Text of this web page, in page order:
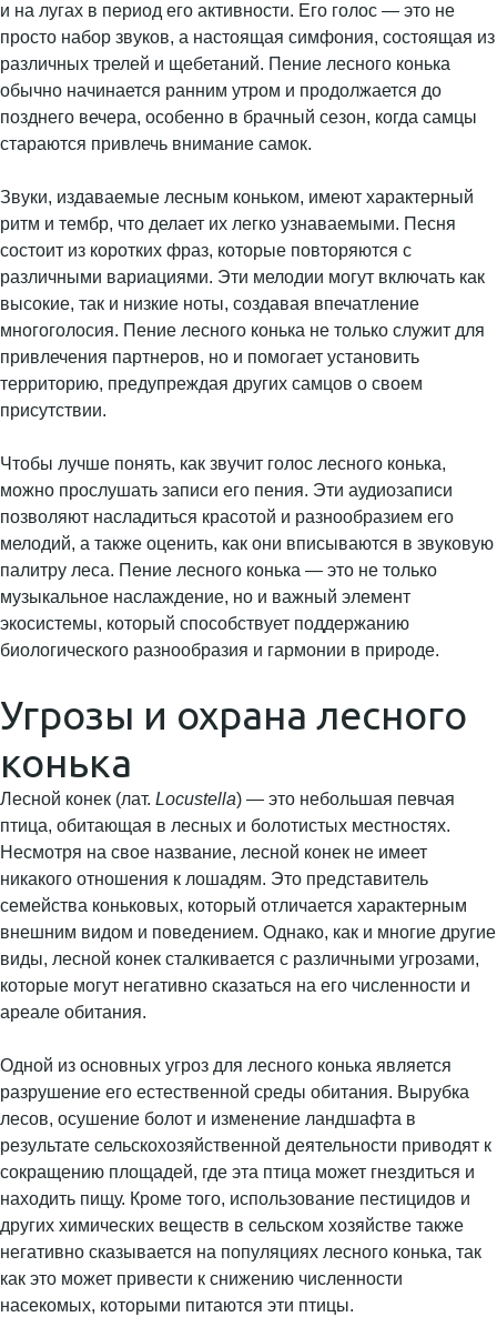
и на лугах в период его активности. Его голос — это не
просто набор звуков, а настоящая симфония, состоящая из
различных трелей и щебетаний. Пение лесного конька
обычно начинается ранним утром и продолжается до
позднего вечера, особенно в брачный сезон, когда самцы
стараются привлечь внимание самок.
Звуки, издаваемые лесным коньком, имеют характерный
ритм и тембр, что делает их легко узнаваемыми. Песня
состоит из коротких фраз, которые повторяются с
различными вариациями. Эти мелодии могут включать как
высокие, так и низкие ноты, создавая впечатление
многоголосия. Пение лесного конька не только служит для
привлечения партнеров, но и помогает установить
территорию, предупреждая других самцов о своем
присутствии.
Чтобы лучше понять, как звучит голос лесного конька,
можно прослушать записи его пения. Эти аудиозаписи
позволяют насладиться красотой и разнообразием его
мелодий, а также оценить, как они вписываются в звуковую
палитру леса. Пение лесного конька — это не только
музыкальное наслаждение, но и важный элемент
экосистемы, который способствует поддержанию
биологического разнообразия и гармонии в природе.
Угрозы и охрана лесного
конька
Лесной конек (лат. Locustella) — это небольшая певчая
птица, обитающая в лесных и болотистых местностях.
Несмотря на свое название, лесной конек не имеет
никакого отношения к лошадям. Это представитель
семейства коньковых, который отличается характерным
внешним видом и поведением. Однако, как и многие другие
виды, лесной конек сталкивается с различными угрозами,
которые могут негативно сказаться на его численности и
ареале обитания.
Одной из основных угроз для лесного конька является
разрушение его естественной среды обитания. Вырубка
лесов, осушение болот и изменение ландшафта в
результате сельскохозяйственной деятельности приводят к
сокращению площадей, где эта птица может гнездиться и
находить пищу. Кроме того, использование пестицидов и
других химических веществ в сельском хозяйстве также
негативно сказывается на популяциях лесного конька, так
как это может привести к снижению численности
насекомых, которыми питаются эти птицы.